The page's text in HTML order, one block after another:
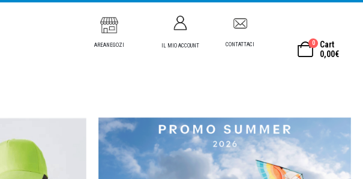
AREANEGOZI IL MIO ACCOUNT CONTATTACI 0
Cart
0,00€